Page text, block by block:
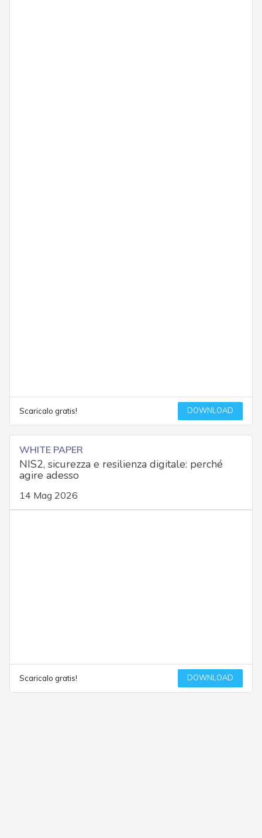
Scaricalo gratis! DOWNLOAD
WHITE PAPER
NIS2, sicurezza e resilienza digitale: perché
agire adesso
14 Mag 2026
Scaricalo gratis! DOWNLOAD